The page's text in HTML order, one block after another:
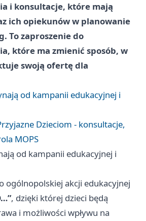
i konsultacje, które mają
ich opiekunów w planowanie
To zaproszenie do
które ma zmienić sposób, w
swoją ofertę dla
od kampanii edukacyjnej i
Dzieciom - konsultacje,
MOPS
od kampanii edukacyjnej i
ogólnopolskiej akcji edukacyjnej
, dzięki której dzieci będą
i możliwości wpływu na